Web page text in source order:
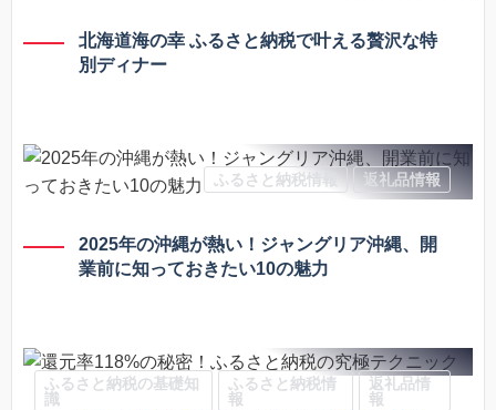
北海道海の幸 ふるさと納税で叶える贅沢な特
別ディナー
ふるさと納税情報 返礼品情報
2025年の沖縄が熱い！ジャングリア沖縄、開
業前に知っておきたい10の魅力
ふるさと納税の基礎知
識
ふるさと納税情
報
返礼品情
報